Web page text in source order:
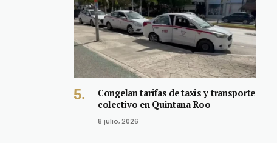
Congelan tarifas de taxis y transporte
colectivo en Quintana Roo
8 julio, 2026